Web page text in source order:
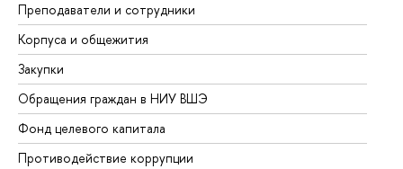
Преподаватели и сотрудники
Корпуса и общежития
Закупки
Обращения граждан в НИУ ВШЭ
Фонд целевого капитала
Противодействие коррупции